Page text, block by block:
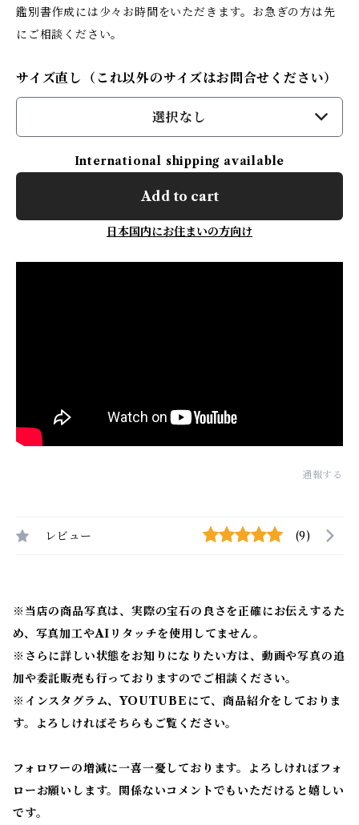
鑑別書作成には少々お時間をいただきます。お急ぎの方は先
にご相談ください。
サイズ直し（これ以外のサイズはお問合せください）
選択なし
International shipping available
Add to cart
日本国内にお住まいの方向け
通報する
レビュー (9)
※当店の商品写真は、実際の宝石の良さを正確にお伝えするた
め、写真加工やAIリタッチを使用してません。
※ さらに詳しい状態をお知りになりたい方は、動画や写真の追
加や委託販売も行っておりますのでご相談ください。
※ インスタグラム、YOUTUBEにて、商品紹介をしておりま
す。よろしければそちらもご覧ください。
フォロワーの増減に一喜一憂しております。よろしければフォ
ローお願いします。関係ないコメントでもいただけると嬉しい
です。